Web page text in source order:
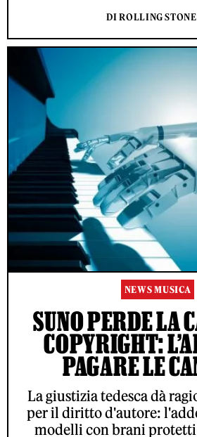
DI ROLLING
NEWS MUSICA
SUNO PERDE LA
COPYRIGHT:
PAGARE LE
La giustizia tedesca dà
per il diritto d'autore:
modelli con brani protetti